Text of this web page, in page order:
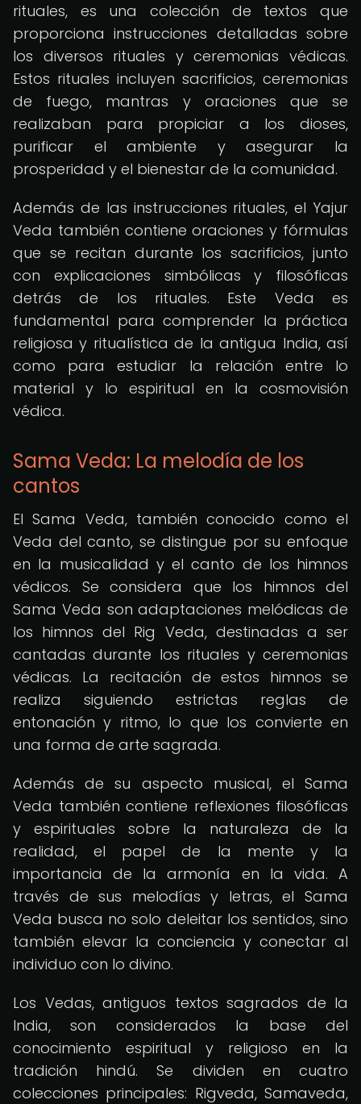
rituales, es una colección de textos que
proporciona instrucciones detalladas sobre
los diversos rituales y ceremonias védicas.
Estos rituales incluyen sacrificios, ceremonias
de fuego, mantras y oraciones que se
realizaban para propiciar a los dioses,
purificar el ambiente y asegurar la
prosperidad y el bienestar de la comunidad.
Además de las instrucciones rituales, el Yajur
Veda también contiene oraciones y fórmulas
que se recitan durante los sacrificios, junto
con explicaciones simbólicas y filosóficas
detrás de los rituales. Este Veda es
fundamental para comprender la práctica
religiosa y ritualística de la antigua India, así
como para estudiar la relación entre lo
material y lo espiritual en la cosmovisión
védica.
Sama Veda: La melodía de los
cantos
El Sama Veda, también conocido como el
Veda del canto, se distingue por su enfoque
en la musicalidad y el canto de los himnos
védicos. Se considera que los himnos del
Sama Veda son adaptaciones melódicas de
los himnos del Rig Veda, destinadas a ser
cantadas durante los rituales y ceremonias
védicas. La recitación de estos himnos se
realiza siguiendo estrictas reglas de
entonación y ritmo, lo que los convierte en
una forma de arte sagrada.
Además de su aspecto musical, el Sama
Veda también contiene reflexiones filosóficas
y espirituales sobre la naturaleza de la
realidad, el papel de la mente y la
importancia de la armonía en la vida. A
través de sus melodías y letras, el Sama
Veda busca no solo deleitar los sentidos, sino
también elevar la conciencia y conectar al
individuo con lo divino.
Los Vedas, antiguos textos sagrados de la
India, son considerados la base del
conocimiento espiritual y religioso en la
tradición hindú. Se dividen en cuatro
colecciones principales: Rigveda, Samaveda,